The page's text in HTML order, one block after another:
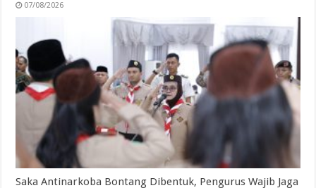
07/08/2026
Saka Antinarkoba Bontang Dibentuk, Pengurus Wajib Jaga